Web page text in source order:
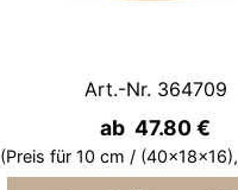
Art.-Nr. 364709
ab 47.80 €
(Preis für 10 cm / (40x18x16),